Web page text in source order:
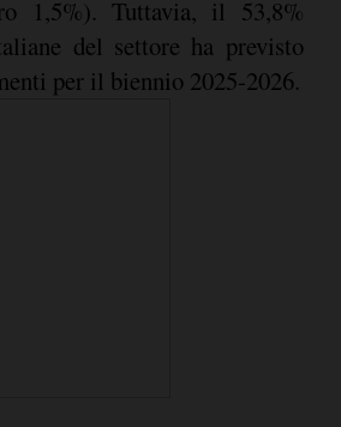
1,5%). Tuttavia, il 53,8%
del settore ha previsto
per il biennio 2025-2026.